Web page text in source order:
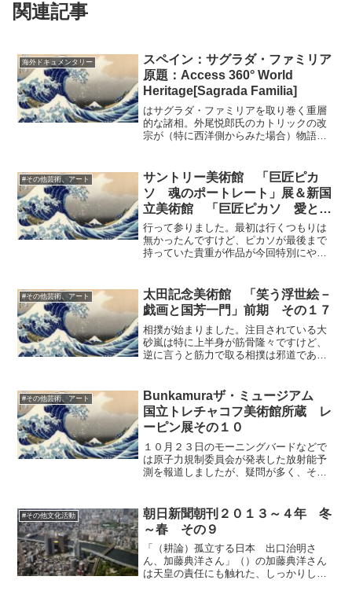
関連記事
海外ドキュメンタリー
スペイン：サグラダ・ファミリア
原題：Access 360° World
Heritage[Sagrada Familia]
はサグラダ・ファミリアを取り巻く重層
的な諸相。外尾悦郎氏のカトリックの改
宗が（特に西洋側からみた場合）物語に
れたんですね。核となる模型を壊すとは
念入りなことです。
#その他芸術、アート
サントリー美術館 「巨匠ピカ
ソ 魂のポートレート」展＆新国
立美術館 「巨匠ピカソ 愛と創
造の軌跡」展
行って参りました。最初は行くつもりは
無かったんですけど、ピカソが最後まで
持っていた貴重が作品が今回特別にやっ
した（笑）宇野先生が、もしかしたらモ
ーツァルトを超えるかもし...
#その他芸術、アート
太田記念美術館 「笑う浮世絵－
戯画と国芳一門」前期 その１７
相撲が始まりました。注目されている大
砂嵐は特に上半身が筋骨隆々ですけど、
逆に言うと筋力で取る相撲は邪道である
の神秘と言いますか、相撲は腰で取るも
のなので、生の筋力では高...
#その他芸術、アート
Bunkamuraザ・ミュージアム
国立トレチャコフ美術館所蔵 レ
ーピン展その１０
１０月２３日のモーニングバードなどで
は原子力規制委員会が発表した放射能予
測を報道しましたが、疑問が多く、そも
力ムラであるということを報せなければ
ならないと思います。また...
#その他文化活動
朝日新聞朝刊２０１３～４年 冬
～春 その９
「（耕論）孤立する日本 出口治明さ
ん、加藤典洋さん」（）の加藤典洋さん
は天皇の責任にも触れた、しっかりした